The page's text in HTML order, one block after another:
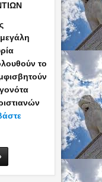
το